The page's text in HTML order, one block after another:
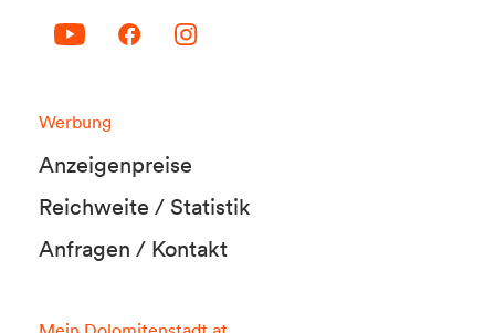
Werbung
Anzeigenpreise
Reichweite / Statistik
Anfragen / Kontakt